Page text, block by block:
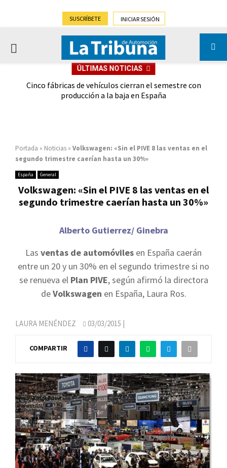
SUSCRÍBETE INICIAR SESIÓN
PRIMARY
ÚLTIMAS NOTICIAS
Cinco fábricas de vehículos cierran el semestre con
producción a la baja en España
Portada » Noticias » Volkswagen: «Sin el PIVE 8 las ventas en el
segundo trimestre caerían hasta un 30%»
España General
Volkswagen: «Sin el PIVE 8 las ventas en el
segundo trimestre caerían hasta un 30%»
Alberto Gutierrez/ Ginebra
Las ventas de automóviles en España caerán
entre un 20 y un 30% en el segundo trimestre si no
se renueva el Plan PIVE, según afirmó la directora
deVolkswagen en España, Laura Ros.
LAURA MENÉNDEZ 03/03/2015 |
COMPARTIR